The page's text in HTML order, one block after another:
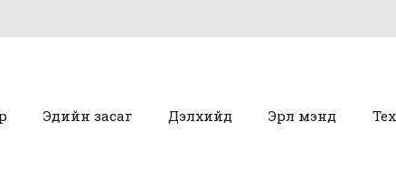
Эдийн засаг Дэлхийд Эрүүл мэнд